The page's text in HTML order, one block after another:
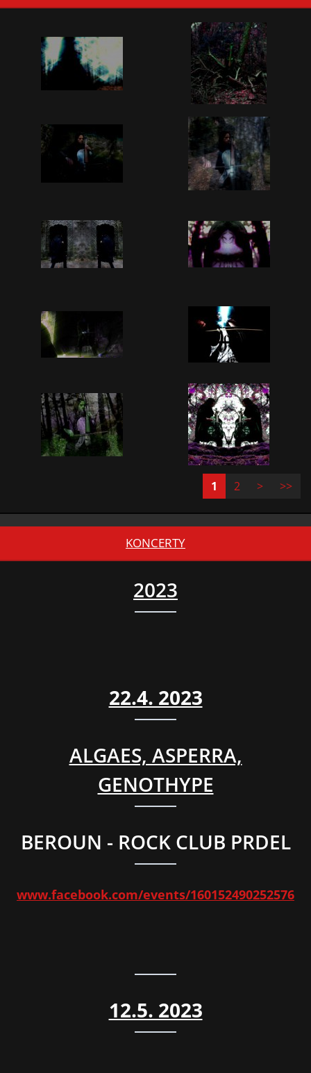
1 2 > >>
KONCERTY
2023
22.4. 2023
ALGAES, ASPERRA,
GENOTHYPE
BEROUN - ROCK CLUB PRDEL
www.facebook.com/events/160152490252576
12.5. 2023